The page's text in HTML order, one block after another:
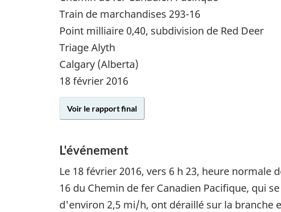
Train de marchandises 293-16
Point milliaire 0,40, subdivision de Red Deer
Triage Alyth
Calgary (Alberta)
18 février 2016
Voir le rapport final
L'événement
Le 18 février 2016, vers 6 h 23, heure normale
16 du Chemin de fer Canadien Pacifique, qui
d'environ 2,5 mi/h, ont déraillé sur la branche